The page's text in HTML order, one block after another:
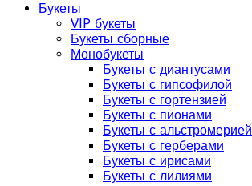
Букеты
VIP букеты
Букеты сборные
Монобукеты
Букеты с диантусами
Букеты с гипсофилой
Букеты с гортензией
Букеты с пионами
Букеты с альстромерией
Букеты с герберами
Букеты с ирисами
Букеты с лилиями